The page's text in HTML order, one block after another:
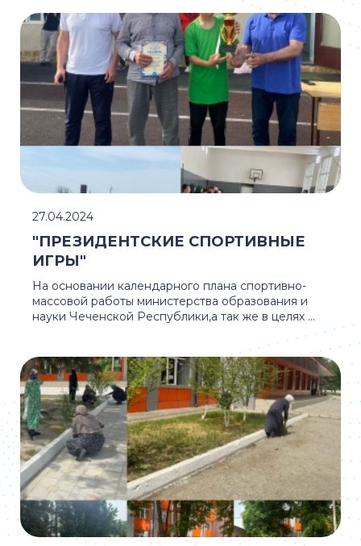
На основании календарного плана спортивно-
массовой работы министерства образования и
науки Чеченской Республики,а так же в целях ...
"ПРЕЗИДЕНТСКИЕ СПОРТИВНЫЕ
ИГРЫ"
27.04.2024